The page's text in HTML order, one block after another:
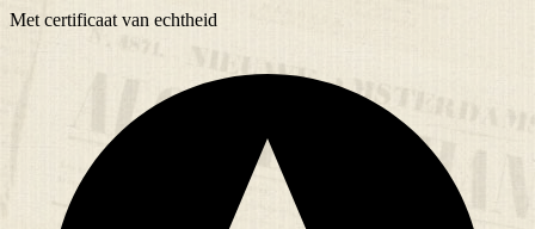
Met certificaat van echtheid